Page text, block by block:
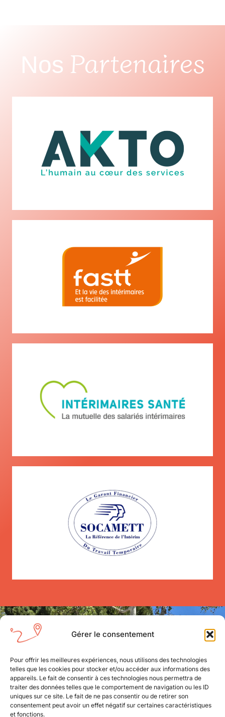
Gérer le consentement
Pour offrir les meilleures expériences, nous utilisons des technologies
telles que les cookies pour stocker et/ou accéder aux informations des
appareils. Le fait de consentir à ces technologies nous permettra de
traiter des données telles que le comportement de navigation ou les ID
uniques sur ce site. Le fait de ne pas consentir ou de retirer son
consentement peut avoir un effet négatif sur certaines caractéristiques
et fonctions.
Nos Partenaires
NOUS CONTACTER
contact@mobil-interim.fr